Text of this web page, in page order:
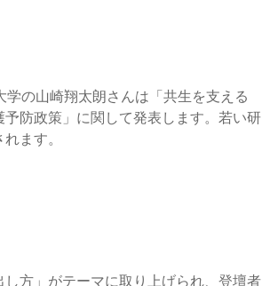
の山崎翔太朗さんは「共生を支える
防政策」に関して発表します。若い研
ます。
方」がテーマに取り上げられ、登壇者